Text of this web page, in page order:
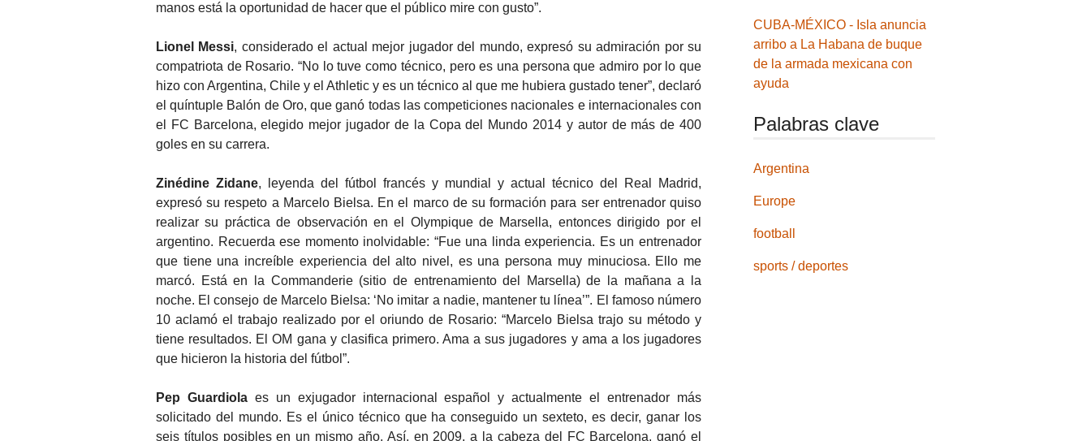
manos está la oportunidad de hacer que el público mire con gusto”.
Lionel Messi, considerado el actual mejor jugador del mundo, expresó su admiración por su
compatriota de Rosario. “No lo tuve como técnico, pero es una persona que admiro por lo que
hizo con Argentina, Chile y el Athletic y es un técnico al que me hubiera gustado tener”, declaró
el quíntuple Balón de Oro, que ganó todas las competiciones nacionales e internacionales con
el FC Barcelona, elegido mejor jugador de la Copa del Mundo 2014 y autor de más de 400
goles en su carrera.
Zinédine Zidane, leyenda del fútbol francés y mundial y actual técnico del Real Madrid,
expresó su respeto a Marcelo Bielsa. En el marco de su formación para ser entrenador quiso
realizar su práctica de observación en el Olympique de Marsella, entonces dirigido por el
argentino. Recuerda ese momento inolvidable: “Fue una linda experiencia. Es un entrenador
que tiene una increíble experiencia del alto nivel, es una persona muy minuciosa. Ello me
marcó. Está en la Commanderie (sitio de entrenamiento del Marsella) de la mañana a la
noche. El consejo de Marcelo Bielsa: ‘No imitar a nadie, mantener tu línea’”. El famoso número
10 aclamó el trabajo realizado por el oriundo de Rosario: “Marcelo Bielsa trajo su método y
tiene resultados. El OM gana y clasifica primero. Ama a sus jugadores y ama a los jugadores
que hicieron la historia del fútbol”.
Pep Guardiolaes un exjugador internacional español y actualmente el entrenador más
solicitado del mundo. Es el único técnico que ha conseguido un sexteto, es decir, ganar los
seis títulos posibles en un mismo año. Así, en 2009, a la cabeza del FC Barcelona, ganó el
CUBA-MÉXICO - Isla anuncia
arribo a La Habana de buque
de la armada mexicana con
ayuda
Palabras clave
Argentina
Europe
football
sports / deportes